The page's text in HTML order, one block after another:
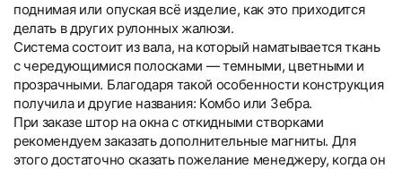
поднимая или опуская всё изделие, как это приходится
делать в других рулонных жалюзи.
Система состоит из вала, на который наматывается ткань
с чередующимися полосками — темными, цветными и
прозрачными. Благодаря такой особенности конструкция
получила и другие названия: Комбо или Зебра.
При заказе штор на окна с откидными створками
рекомендуем заказать дополнительные магниты. Для
этого достаточно сказать пожелание менеджеру, когда он